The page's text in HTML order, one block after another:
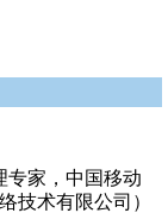
专家，中国移动
技术有限公司）